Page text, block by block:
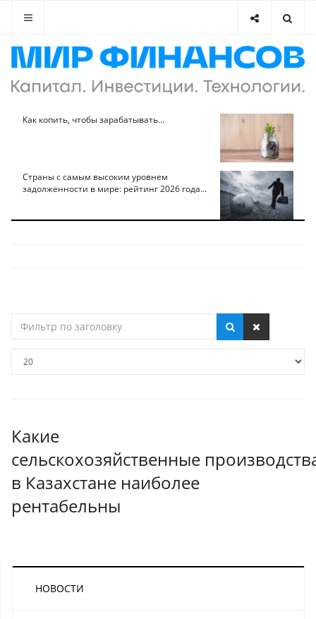
Как копить, чтобы зарабатывать...
Страны с самым высоким уровнем
задолженности в мире: рейтинг 2026 года...
по
Какие
сельскохозяйственные
в Казахстане наиболее
рентабельны
НОВОСТИ